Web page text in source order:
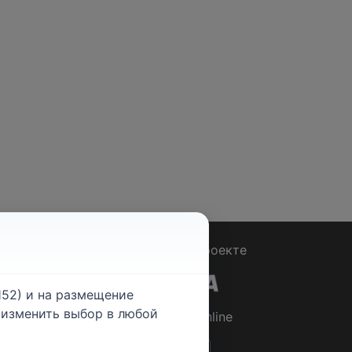
О проекте
© 2026Rabotniki.online
и на размещение
выбор в любой